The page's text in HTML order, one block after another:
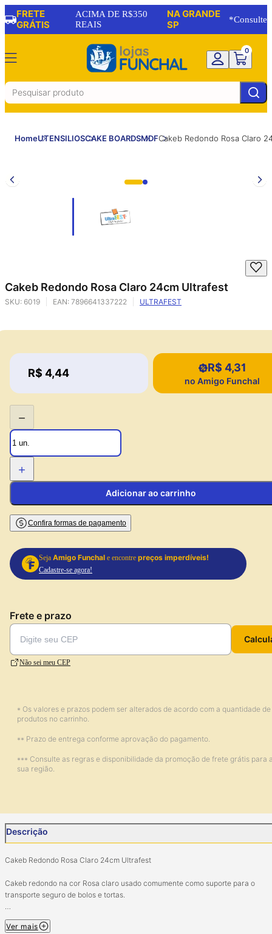
FRETE
GRÁTIS
ACIMA DE R$350
REAIS
NA GRANDE
SP
*Consulte
0
HomeUTENSILIOSCAKE BOARDSMDFCakeb Redondo Rosa Claro
Cakeb Redondo Rosa Claro 24cm Ultrafest
SKU: 6019 EAN: 7896641337222 ULTRAFEST
Price:
R$ 4,44 Price:
R$ 4,31
no Amigo Funchal
−
+
Adicionar ao carrinho
Confira formas de pagamento
Seja Amigo Funchal e encontre preços imperdíveis!
Cadastre-se agora!
Frete e prazo
Não sei meu CEP
* Os valores e prazos podem ser alterados de acordo com a quantidade de
produtos no carrinho.
** Prazo de entrega conforme aprovação do pagamento.
*** Consulte as regras e disponibilidade da promoção de frete grátis para
sua região.
Descrição
Cakeb Redondo Rosa Claro 24cm Ultrafest
Cakeb redondo na cor Rosa claro usado comumente como suporte para o
transporte seguro de bolos e tortas.
Tamanho: 24cm (Diâm).
Material: Papelão e composto poliéster.
Ver mais